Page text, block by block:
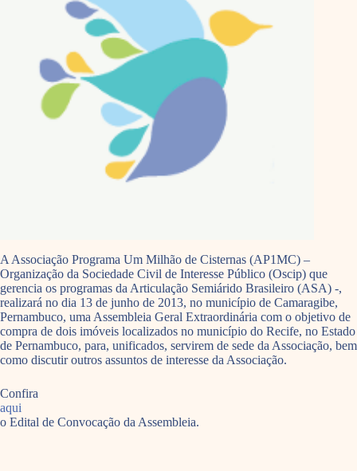
A Associação Programa Um Milhão de Cisternas (AP1MC) –
Organização da Sociedade Civil de Interesse Público (Oscip) que
gerencia os programas da Articulação Semiárido Brasileiro (ASA) -,
realizará no dia 13 de junho de 2013, no município de Camaragibe,
Pernambuco, uma Assembleia Geral Extraordinária com o objetivo de
compra de dois imóveis localizados no município do Recife, no Estado
de Pernambuco, para, unificados, servirem de sede da Associação, bem
como discutir outros assuntos de interesse da Associação.
Confira
aqui
o Edital de Convocação da Assembleia.